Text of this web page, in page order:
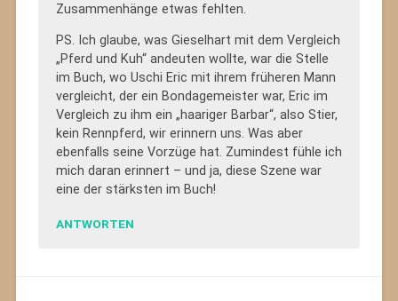
Zusammenhänge etwas fehlten.
PS. Ich glaube, was Gieselhart mit dem Vergleich
„Pferd und Kuh“ andeuten wollte, war die Stelle
im Buch, wo Uschi Eric mit ihrem früheren Mann
vergleicht, der ein Bondagemeister war, Eric im
Vergleich zu ihm ein „haariger Barbar“, also Stier,
kein Rennpferd, wir erinnern uns. Was aber
ebenfalls seine Vorzüge hat. Zumindest fühle ich
mich daran erinnert – und ja, diese Szene war
eine der stärksten im Buch!
ANTWORTEN